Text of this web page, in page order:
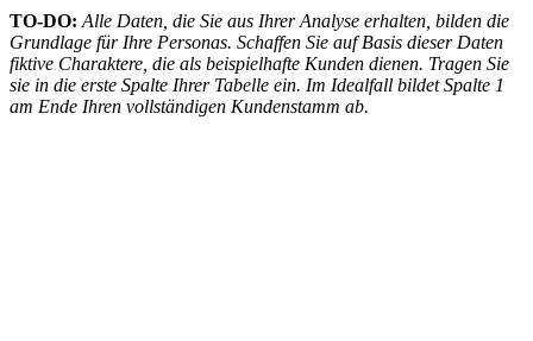
TO-DO: Alle Daten, die Sie aus Ihrer Analyse erhalten, bilden die
Grundlage für Ihre Personas. Schaffen Sie auf Basis dieser Daten
fiktive Charaktere, die als beispielhafte Kunden dienen. Tragen Sie
sie in die erste Spalte Ihrer Tabelle ein. Im Idealfall bildet Spalte 1
am Ende Ihren vollständigen Kundenstamm ab.